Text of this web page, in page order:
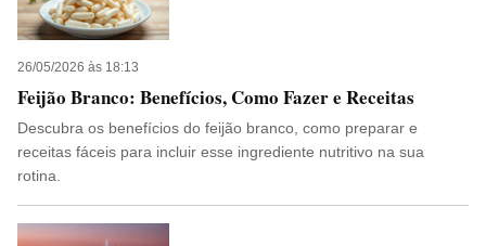
26/05/2026 às 18:13
Feijão Branco: Benefícios, Como Fazer e Receitas
Descubra os benefícios do feijão branco, como preparar e
receitas fáceis para incluir esse ingrediente nutritivo na sua
rotina.